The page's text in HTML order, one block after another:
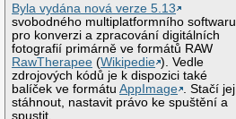
Byla vydána nová verze 5.13
svobodného multiplatformního softwaru
pro konverzi a zpracování digitálních
fotografií primárně ve formátů RAW
RawTherapee (Wikipedie ). Vedle
zdrojových kódů je k dispozici také
balíček ve formátuAppImage . Stačí jej
stáhnout, nastavit právo ke spuštění a
spustit.